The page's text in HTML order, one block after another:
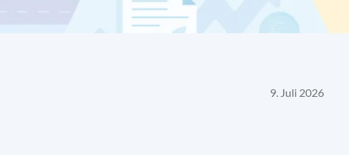
9. Juli 2026